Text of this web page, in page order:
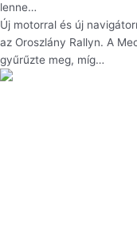
lenne…
Új motorral és új
az Oroszlány Rallyn. A
gyűrűzte meg, míg…